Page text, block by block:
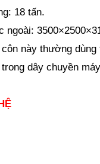
18 tấn.
ngoài:
này thường dùng
dây chuyền